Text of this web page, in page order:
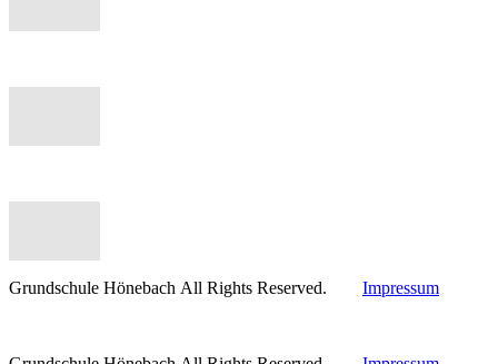
Grundschule Hönebach All Rights Reserved. Impressum